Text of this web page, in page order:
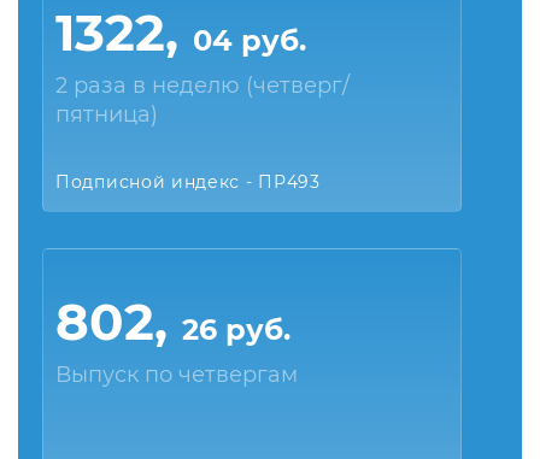
1322, 04 руб.
2 раза в неделю (четверг/
пятница)
Подписной индекс - ПР493
802, 26 руб.
Выпуск по четвергам